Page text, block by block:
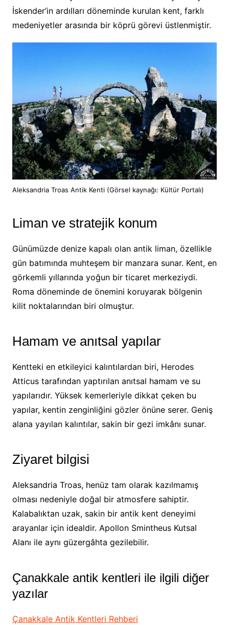
İskender’in ardılları döneminde kurulan kent, farklı
medeniyetler arasında bir köprü görevi üstlenmiştir.
Aleksandria Troas Antik Kenti (Görsel kaynağı: Kültür Portalı)
Liman ve stratejik konum
Günümüzde denize kapalı olan antik liman, özellikle
gün batımında muhteşem bir manzara sunar. Kent, en
görkemli yıllarında yoğun bir ticaret merkeziydi.
Roma döneminde de önemini koruyarak bölgenin
kilit noktalarından biri olmuştur.
Hamam ve anıtsal yapılar
Kentteki en etkileyici kalıntılardan biri, Herodes
Atticus tarafından yaptırılan anıtsal hamam ve su
yapılarıdır. Yüksek kemerleriyle dikkat çeken bu
yapılar, kentin zenginliğini gözler önüne serer. Geniş
alana yayılan kalıntılar, sakin bir gezi imkânı sunar.
Ziyaret bilgisi
Aleksandria Troas, henüz tam olarak kazılmamış
olması nedeniyle doğal bir atmosfere sahiptir.
Kalabalıktan uzak, sakin bir antik kent deneyimi
arayanlar için idealdir. Apollon Smintheus Kutsal
Alanı ile aynı güzergâhta gezilebilir.
Çanakkale antik kentleri ile ilgili diğer
yazılar
Çanakkale Antik Kentleri Rehberi